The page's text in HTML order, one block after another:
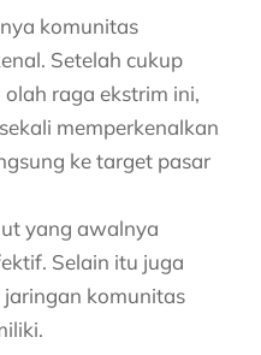
komunitas
Setelah cukup
raga ekstrim ini,
memperkenalkan
ke target pasar
yang awalnya
Selain itu juga
komunitas